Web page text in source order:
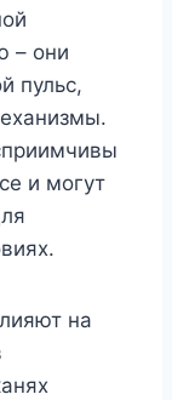
– они
пульс,
и могут
на